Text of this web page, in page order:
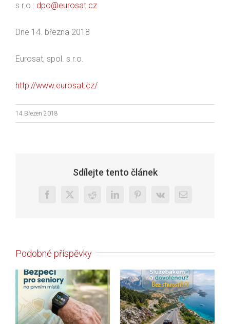
s r.o.: dpo@eurosat.cz
Dne 14. března 2018
Eurosat, spol. s r.o.
http://www.eurosat.cz/
14.Březen 2018
Sdílejte tento článek
Facebook
X RedditLinkedInPinterest
Vk
E-
Podobné příspěvky